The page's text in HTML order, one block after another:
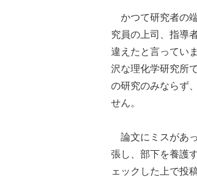
かつて研究者の
究員の上司、指導
違えたと言ってい
沢な理化学研究所
の研究のみならず
せん。
論文にミスがあ
張し、部下を養護
ェックした上で投